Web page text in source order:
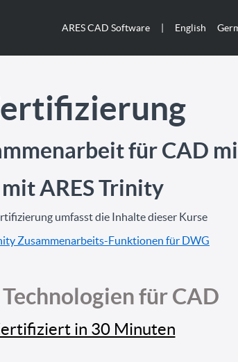
ARES CAD Software English
für CAD
mit ARES Trinity
umfasst die Inhalte dieser Kurse
Zusammenarbeits-Funktionen für DWG
für CAD
in 30 Minuten